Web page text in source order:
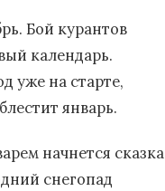
Бой курантов
календарь.
уже на старте,
январь.
начнется сказка
снегопад